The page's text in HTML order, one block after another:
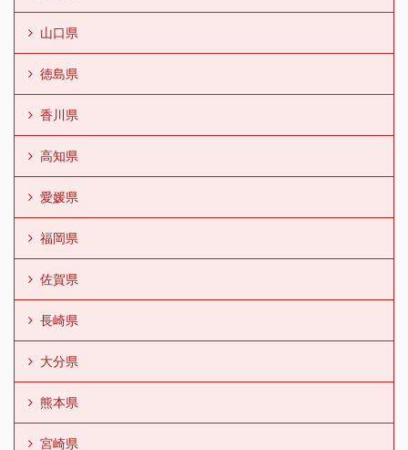
山口県
徳島県
香川県
高知県
愛媛県
福岡県
佐賀県
長崎県
大分県
熊本県
宮崎県